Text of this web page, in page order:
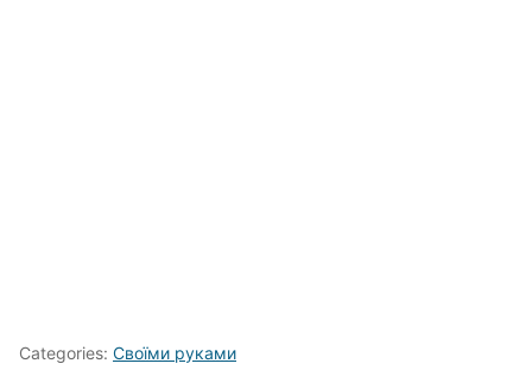
Categories: Своїми руками